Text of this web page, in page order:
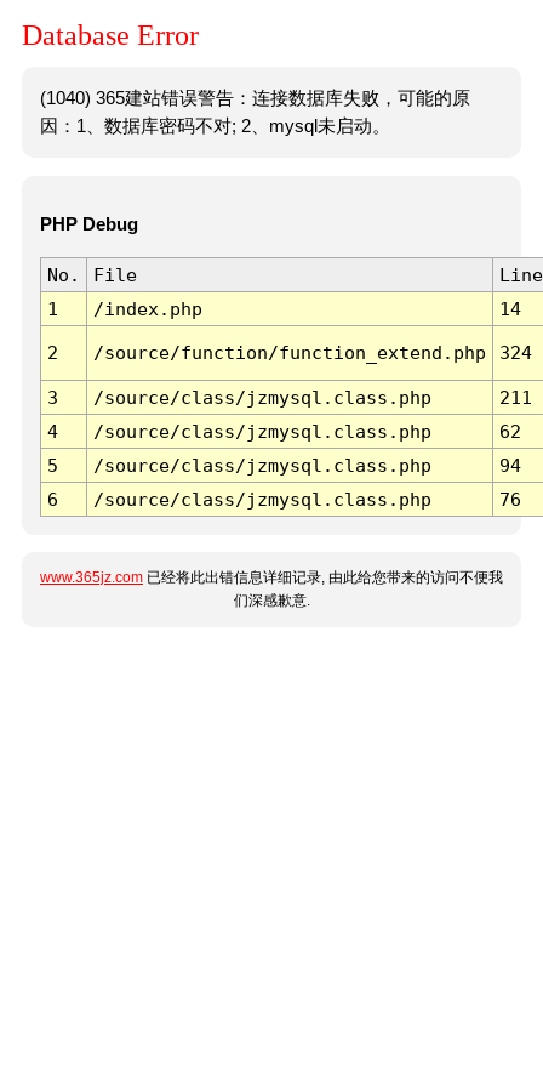
Database Error
(1040) 365建站错误警告：连接数据库失败，可能的原
因：1、数据库密码不对; 2、mysql未启动。
PHP Debug
No. File
Line
1
/index.php 14
2 /source/function/function_extend.php 324
3 /source/class/jzmysql.class.php
211
4
/source/class/jzmysql.class.php
62
5
/source/class/jzmysql.class.php
94
6
/source/class/jzmysql.class.php 76
www.365jz.com 已经将此出错信息详细记录, 由此给您带来的访问不便我
们深感歉意.